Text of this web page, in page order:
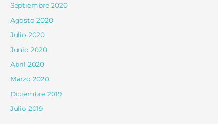
Septiembre 2020
Agosto 2020
Julio 2020
Junio 2020
Abril 2020
Marzo 2020
Diciembre 2019
Julio 2019